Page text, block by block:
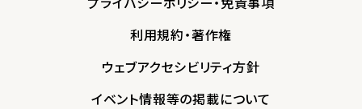
利用規約・著作権
ウェブアクセシビリティ方針
イベント情報等の掲載について